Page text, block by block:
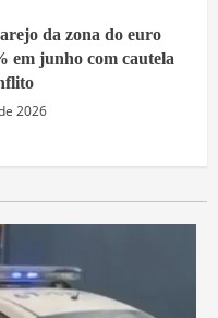
da zona do euro
em junho com cautela
2026